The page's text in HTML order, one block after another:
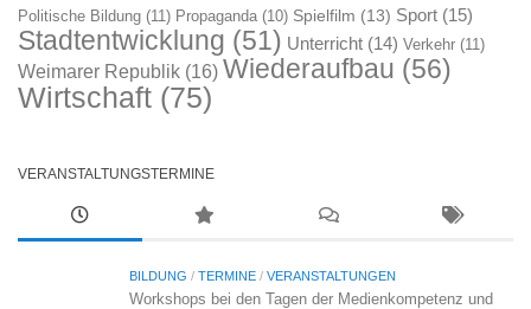
Politische Bildung (11) Propaganda (10) Spielfilm (13) Sport (15)
Stadtentwicklung (51) Unterricht (14) Verkehr (11)
Weimarer Republik (16) Wiederaufbau (56)
Wirtschaft (75)
VERANSTALTUNGSTERMINE
BILDUNG / TERMINE / VERANSTALTUNGEN
Workshops bei den Tagen der Medienkompetenz und